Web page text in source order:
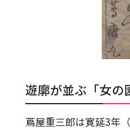
遊廓が並ぶ「女の
蔦屋重三郎は寛延3年（